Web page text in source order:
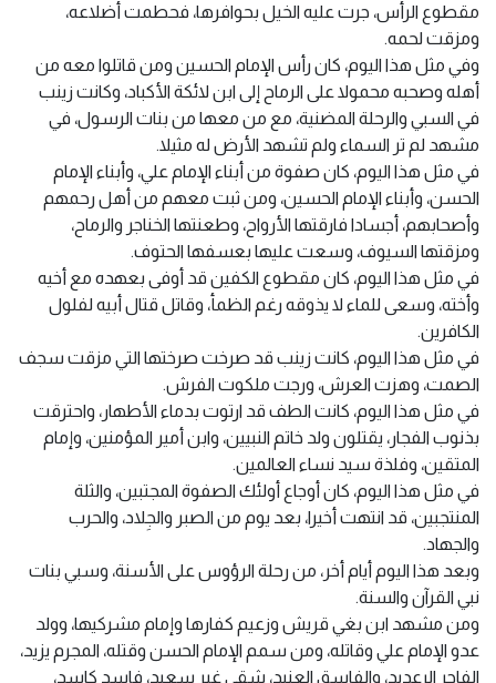
مقطوع الرأس، جرت عليه الخيل بحوافرها، فحطمت أضلاعه،
ومزقت لحمه.
وفي مثل هذا اليوم، كان رأس الإمام الحسين ومن قاتلوا معه من
أهله وصحبه محمولا على الرماح إلى ابن لائكة الأكباد، وكانت زينب
في السبي والرحلة المضنية، مع من معها من بنات الرسول، في
مشهد لم تر السماء ولم تشهد الأرض له مثيلا.
في مثل هذا اليوم، كان صفوة من أبناء الإمام علي، وأبناء الإمام
الحسن، وأبناء الإمام الحسين، ومن ثبت معهم من أهل رحمهم
وأصحابهم، أجسادا فارقتها الأرواح، وطعنتها الخناجر والرماح،
ومزقتها السيوف، وسعت عليها بعسفها الحتوف.
في مثل هذا اليوم، كان مقطوع الكفين قد أوفى بعهده مع أخيه
وأخته، وسعى للماء لا يذوقه رغم الظمأ، وقاتل قتال أبيه لفلول
الكافرين.
في مثل هذا اليوم، كانت زينب قد صرخت صرختها التي مزقت سجف
الصمت، وهزت العرش، ورجت ملكوت الفرش.
في مثل هذا اليوم، كانت الطف قد ارتوت بدماء الأطهار، واحترقت
بذنوب الفجار، يقتلون ولد خاتم النبيين، وابن أمير المؤمنين، وإمام
المتقين، وفلذة سيد نساء العالمين.
في مثل هذا اليوم، كان أوجاع أولئك الصفوة المجتبين، والثلة
المنتجبين، قد انتهت أخيرا، بعد يوم من الصبر والجِلاد، والحرب
والجهاد.
وبعد هذا اليوم أيام أخر، من رحلة الرؤوس على الأسنة، وسبي بنات
نبي القرآن والسنة.
ومن مشهد ابن بغي قريش وزعيم كفارها وإمام مشركيها، وولد
عدو الإمام علي وقاتله، ومن سمم الإمام الحسن وقتله، المجرم يزيد،
الفاجر الرعديد، والفاسق العنيد، شقي غير سعيد، فاسد كاسد،